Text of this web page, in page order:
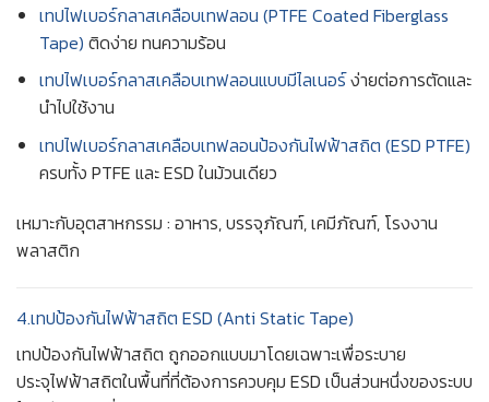
เทปไฟเบอร์กลาสเคลือบเทฟลอน (PTFE Coated Fiberglass
Tape) ติดง่าย ทนความร้อน
เทปไฟเบอร์กลาสเคลือบเทฟลอนแบบมีไลเนอร์ง่ายต่อการตัดและ
นำไปใช้งาน
เทปไฟเบอร์กลาสเคลือบเทฟลอนป้องกันไฟฟ้าสถิต (ESD PTFE)
ครบทั้ง PTFE และ ESD ในม้วนเดียว
เหมาะกับอุตสาหกรรม : อาหาร, บรรจุภัณฑ์, เคมีภัณฑ์, โรงงาน
พลาสติก
4.เทปป้องกันไฟฟ้าสถิต ESD (Anti Static Tape)
เทปป้องกันไฟฟ้าสถิต ถูกออกแบบมาโดยเฉพาะเพื่อระบาย
ประจุไฟฟ้าสถิตในพื้นที่ที่ต้องการควบคุม ESD เป็นส่วนหนึ่งของระบบ